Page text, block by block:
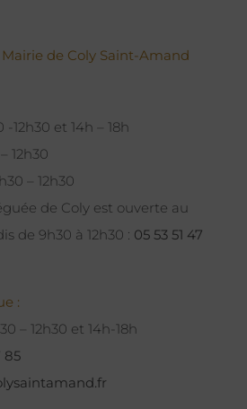
de Coly Saint-Amand
12h30 et 14h – 18h
12h30
– 12h30
de Coly est ouverte au
de 9h30 à 12h30 : 05 53 51 47
:
– 12h30 et 14h-18h
85